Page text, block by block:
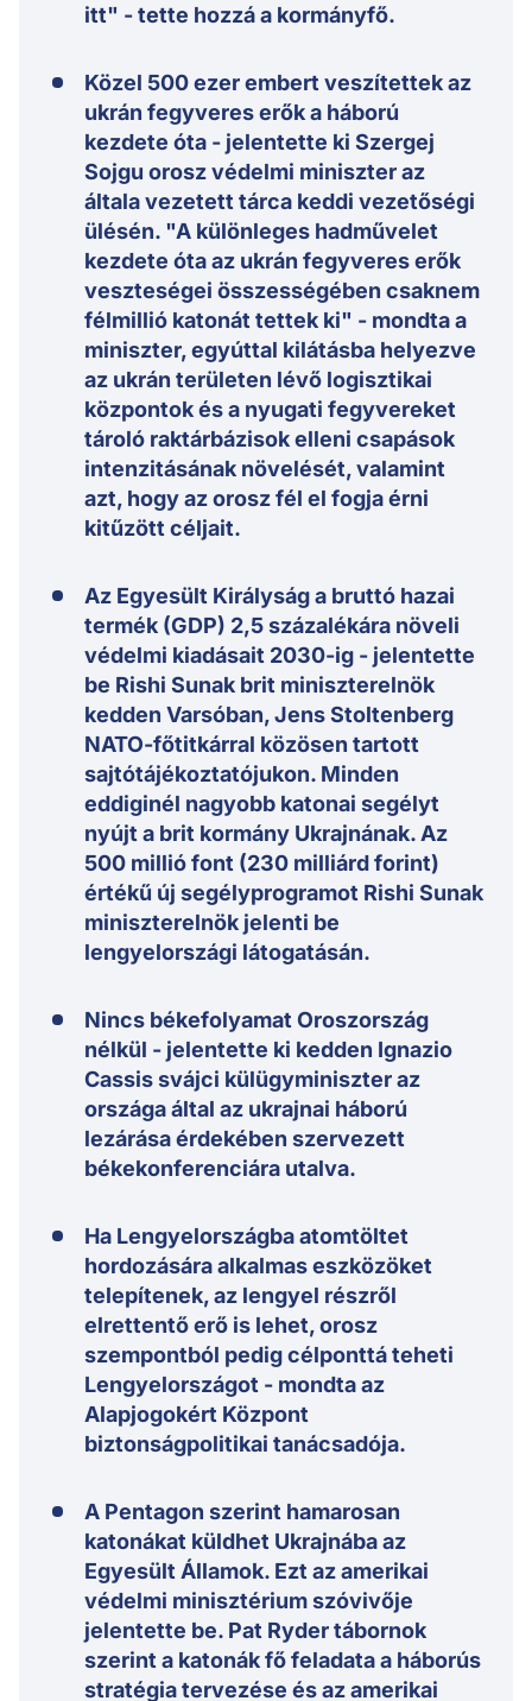
itt" - tette hozzá a kormányfő.
Közel 500 ezer embert veszítettek az
ukrán fegyveres erők a háború
kezdete óta - jelentette ki Szergej
Sojgu orosz védelmi miniszter az
általa vezetett tárca keddi vezetőségi
ülésén. "A különleges hadművelet
kezdete óta az ukrán fegyveres erők
veszteségei összességében csaknem
félmillió katonát tettek ki" - mondta a
miniszter, egyúttal kilátásba helyezve
az ukrán területen lévő logisztikai
központok és a nyugati fegyvereket
tároló raktárbázisok elleni csapások
intenzitásának növelését, valamint
azt, hogy az orosz fél el fogja érni
kitűzött céljait.
Az Egyesült Királyság a bruttó hazai
termék (GDP) 2,5 százalékára növeli
védelmi kiadásait 2030-ig - jelentette
be Rishi Sunak brit miniszterelnök
kedden Varsóban, Jens Stoltenberg
NATO-főtitkárral közösen tartott
sajtótájékoztatójukon. Minden
eddiginél nagyobb katonai segélyt
nyújt a brit kormány Ukrajnának. Az
500 millió font (230 milliárd forint)
értékű új segélyprogramot Rishi Sunak
miniszterelnök jelenti be
lengyelországi látogatásán.
Nincs békefolyamat Oroszország
nélkül - jelentette ki kedden Ignazio
Cassis svájci külügyminiszter az
országa által az ukrajnai háború
lezárása érdekében szervezett
békekonferenciára utalva.
Ha Lengyelországba atomtöltet
hordozására alkalmas eszközöket
telepítenek, az lengyel részről
elrettentő erő is lehet, orosz
szempontból pedig célponttá teheti
Lengyelországot - mondta az
Alapjogokért Központ
biztonságpolitikai tanácsadója.
A Pentagon szerint hamarosan
katonákat küldhet Ukrajnába az
Egyesült Államok. Ezt az amerikai
védelmi minisztérium szóvivője
jelentette be. Pat Ryder tábornok
szerint a katonák fő feladata a háborús
stratégia tervezése és az amerikai